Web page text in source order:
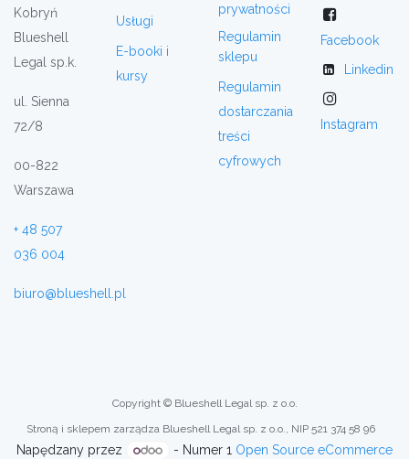
Kobryń
Blueshell
Legal sp.k.
ul. Sienna
72/8
00-822
Warszawa
+ 48 507
036 004
biuro@blueshell.pl
Usługi
E-booki i
kursy
prywatności
Regulamin
sklepu
Regulamin
dostarczania
treści
cyfrowych
Facebook
Linkedin
Instagram
Copyright © Blueshell Legal sp. z o.o.
Stroną i sklepem zarządza Blueshell Legal sp. z o.o., NIP 521 374 58 96
Napędzany przez - Numer 1 Open Source eCommerce